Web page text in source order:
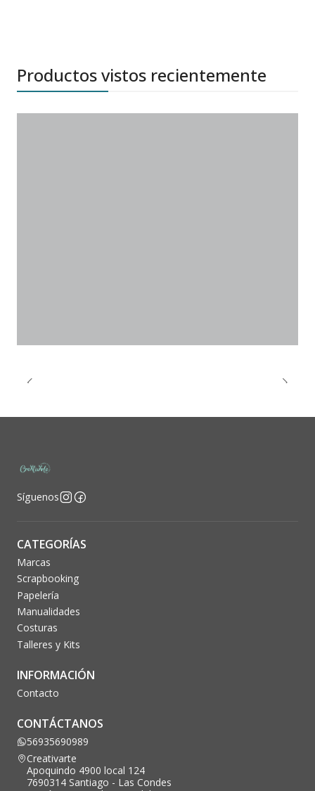
Productos vistos recientemente
Síguenos
CATEGORÍAS
Marcas
Scrapbooking
Papelería
Manualidades
Costuras
Talleres y Kits
INFORMACIÓN
Contacto
CONTÁCTANOS
56935690989
Creativarte
Apoquindo 4900 local 124
7690314 Santiago - Las Condes